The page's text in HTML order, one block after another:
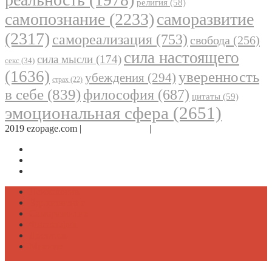
религия (58)
самопознание (2233)саморазвитие
(2317) самореализация (753) свобода (256)
секс (34) сила мысли (174) сила настоящего
(1636) страх (22) убеждения (294) уверенность
в себе (839) философия (687) цитаты (59)
эмоциональная сфера (2651)
2019 ezopage.com | |